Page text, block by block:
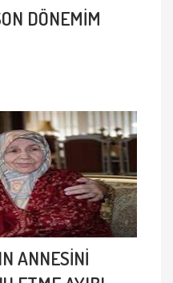
DÖNEMİM
ANNESİNİ